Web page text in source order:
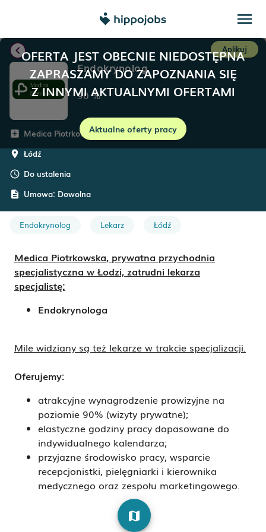
menu
OFERTA JEST OBECNIE NIEDOSTĘPNA
ZAPRASZAMY DO ZAPOZNANIA SIĘ
Z INNYMI AKTUALNYMI OFERTAMI
Aktualne oferty pracy
chevron_left Aplikuj
Endokrynolog
90%
add_box Medica Piotrkowska
room Łódź
schedule Do ustalenia
description Umowa: Dowolna
Endokrynolog Lekarz Łódź
Medica Piotrkowska, prywatna przychodnia
specjalistyczna w Łodzi, zatrudni lekarza
specjalistę:
Endokrynologa
Mile widziany są też lekarze w trakcie specjalizacji.
Oferujemy:
atrakcyjne wynagrodzenie prowizyjne na
poziomie 90% (wizyty prywatne);
elastyczne godziny pracy dopasowane do
indywidualnego kalendarza;
przyjazne środowisko pracy, wsparcie
recepcjonistki, pielęgniarki i kierownika
medycznego oraz zespołu marketingowego.
map